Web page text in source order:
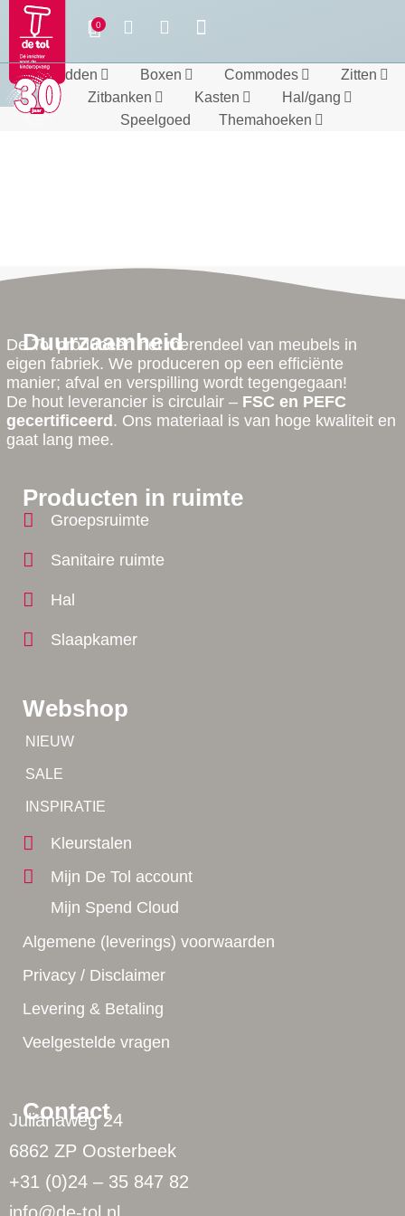
Bedden Boxen Commodes
Zitten
Zitbanken
Kasten
Hal/gang
Speelgoed
Themahoeken
Contact
Julianaweg 24
6862 ZP Oosterbeek
+31 (0)24 – 35 847 82
Webshop
NIEUW
SALE
INSPIRATIE
Kleurstalen
Mijn De Tol account
Mijn Spend Cloud
Algemene (leverings) voorwaarden
Privacy / Disclaimer
Levering & Betaling
Veelgestelde vragen
Producten in ruimte
Groepsruimte
Sanitaire ruimte
Hal
Slaapkamer
Duurzaamheid
De Tol produceert het merendeel van meubels in
eigen fabriek. We produceren op een efficiënte
manier; afval en verspilling wordt tegengegaan!
De hout leverancier is circulair – FSC en PEFC
gecertificeerd . Ons materiaal is van hoge kwaliteit en
gaat lang mee.